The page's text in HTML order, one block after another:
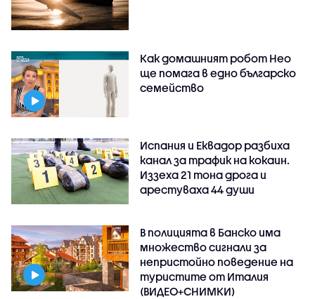
Как домашният робот Нео
ще помага в едно българско
семейство
Испания и Еквадор разбиха
канал за трафик на кокаин.
Иззеха 21 тона дрога и
арестуваха 44 души
В полицията в Банско има
множество сигнали за
непристойно поведение на
туристите от Италия
(ВИДЕО+СНИМКИ)